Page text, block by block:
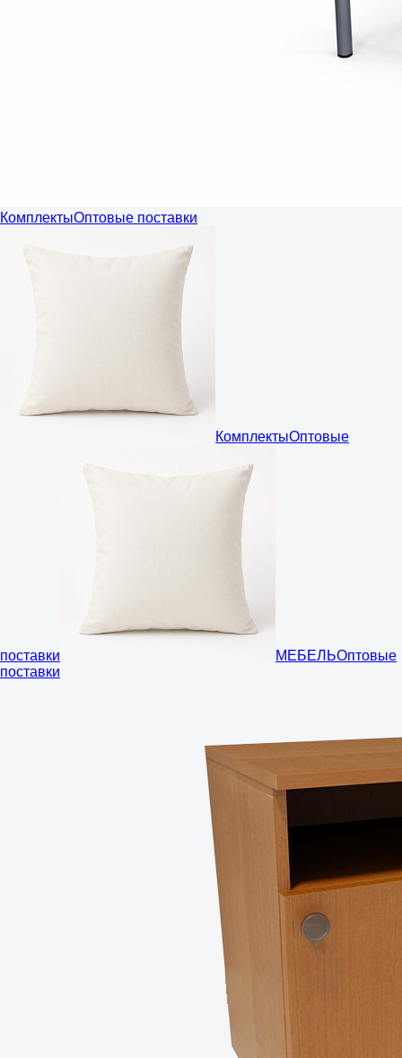
КомплектыОптовые поставки
КомплектыОптовые
поставки МЕБЕЛЬОптовые
поставки